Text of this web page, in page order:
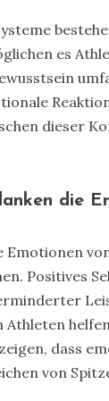
es
dieser
die
Emotionen
Positives
dass
von